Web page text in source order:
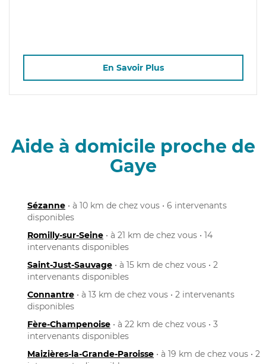
En Savoir Plus
Aide à domicile proche de
Gaye
Sézanne • à 10 km de chez vous • 6 intervenants
disponibles
Romilly-sur-Seine • à 21 km de chez vous • 14
intervenants disponibles
Saint-Just-Sauvage • à 15 km de chez vous • 2
intervenants disponibles
Connantre • à 13 km de chez vous • 2 intervenants
disponibles
Fère-Champenoise • à 22 km de chez vous • 3
intervenants disponibles
Maizières-la-Grande-Paroisse • à 19 km de chez vous • 2